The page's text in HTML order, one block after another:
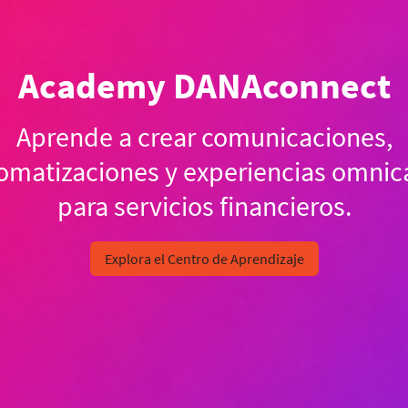
Academy DANAconnect
Aprende a crear comunicaciones,
y experiencias
para servicios financieros.
Explora el Centro de Aprendizaje